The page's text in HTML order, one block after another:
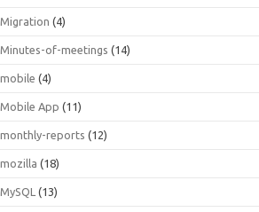
Migration (4)
Minutes-of-meetings (14)
mobile (4)
Mobile App (11)
monthly-reports (12)
mozilla (18)
MySQL (13)